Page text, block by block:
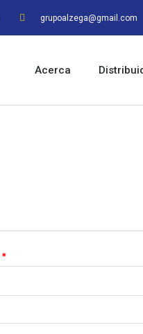
grupoalzega@gmail.com
Acerca
*